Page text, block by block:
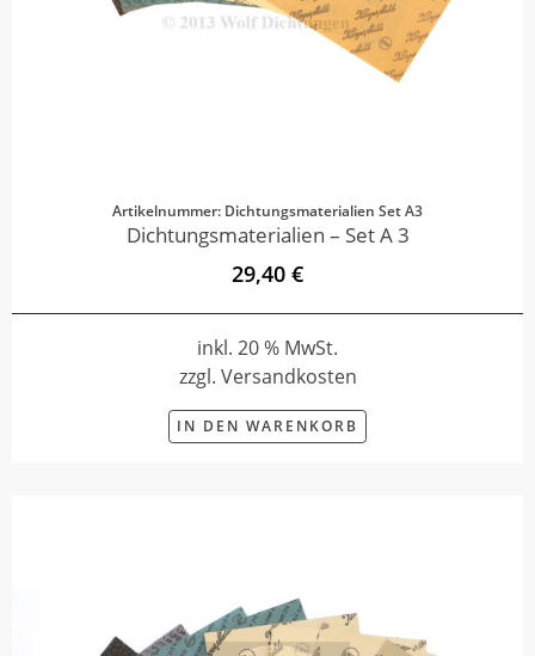
Artikelnummer: Dichtungsmaterialien Set A3
Dichtungsmaterialien – Set A 3
29,40 €
inkl. 20 % MwSt.
zzgl. Versandkosten
IN DEN WARENKORB